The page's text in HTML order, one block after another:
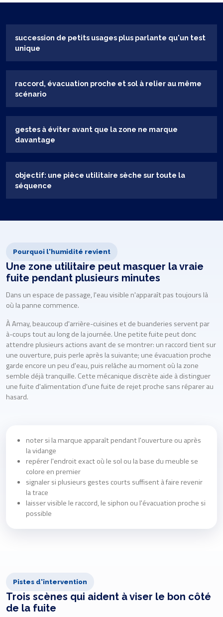
succession de petits usages plus parlante qu'un test
unique
raccord, évacuation proche et sol à relier au même
scénario
gestes à éviter avant que la zone ne marque
davantage
objectif: une pièce utilitaire sèche sur toute la
séquence
Pourquoi l'humidité revient
Une zone utilitaire peut masquer la vraie
fuite pendant plusieurs minutes
Dans un espace de passage, l'eau visible n'apparaît pas toujours là
où la panne commence.
À Amay, beaucoup d'arrière-cuisines et de buanderies servent par
à-coups tout au long de la journée. Une petite fuite peut donc
attendre plusieurs actions avant de se montrer: un raccord tient sur
une ouverture, puis perle après la suivante; une évacuation proche
garde encore un peu d'eau, puis relâche au moment où la zone
semble déjà tranquille. Cette mécanique discrète aide à distinguer
une fuite d'alimentation d'une fuite de rejet proche sans réparer au
hasard.
noter si la marque apparaît pendant l'ouverture ou après
la vidange
repérer l'endroit exact où le sol ou la base du meuble se
colore en premier
signaler si plusieurs gestes courts suffisent à faire revenir
la trace
laisser visible le raccord, le siphon ou l'évacuation proche si
possible
Pistes d'intervention
Trois scènes qui aident à viser le bon côté
de la fuite